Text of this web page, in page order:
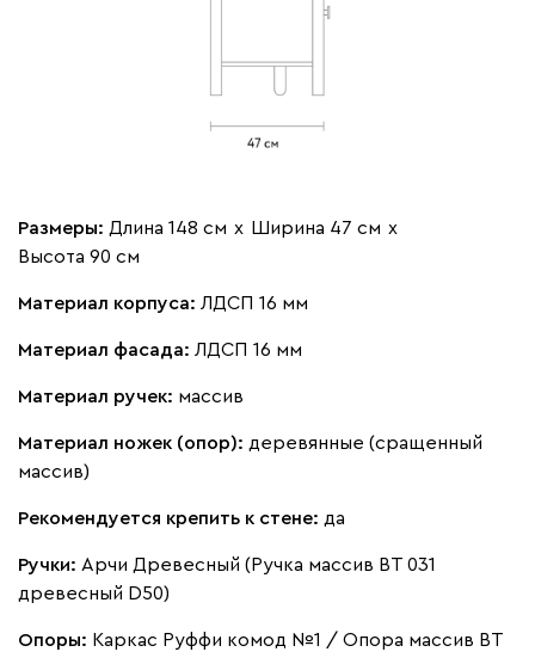
Размеры: Длина 148 см х Ширина 47 см х
Высота 90 см
Материал корпуса: ЛДСП 16 мм
Материал фасада: ЛДСП 16 мм
Материал ручек: массив
Материал ножек (опор): деревянные (сращенный
массив)
Рекомендуется крепить к стене: да
Ручки: Арчи Древесный (Ручка массив ВТ 031
древесный D50)
Опоры: Каркас Руффи комод №1 / Опора массив ВТ